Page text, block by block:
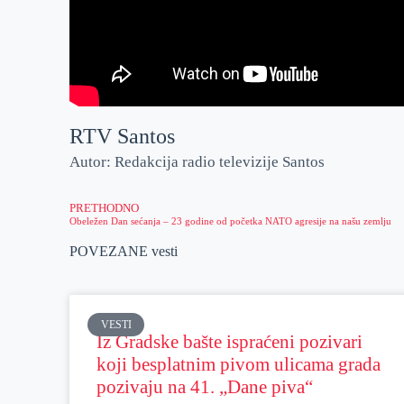
RTV Santos
Autor: Redakcija radio televizije Santos
PRETHODNO
Obeležen Dan sećanja – 23 godine od početka NATO agresije na našu zemlju
POVEZANE vesti
VESTI
Iz Gradske bašte ispraćeni pozivari
koji besplatnim pivom ulicama grada
pozivaju na 41. „Dane piva“